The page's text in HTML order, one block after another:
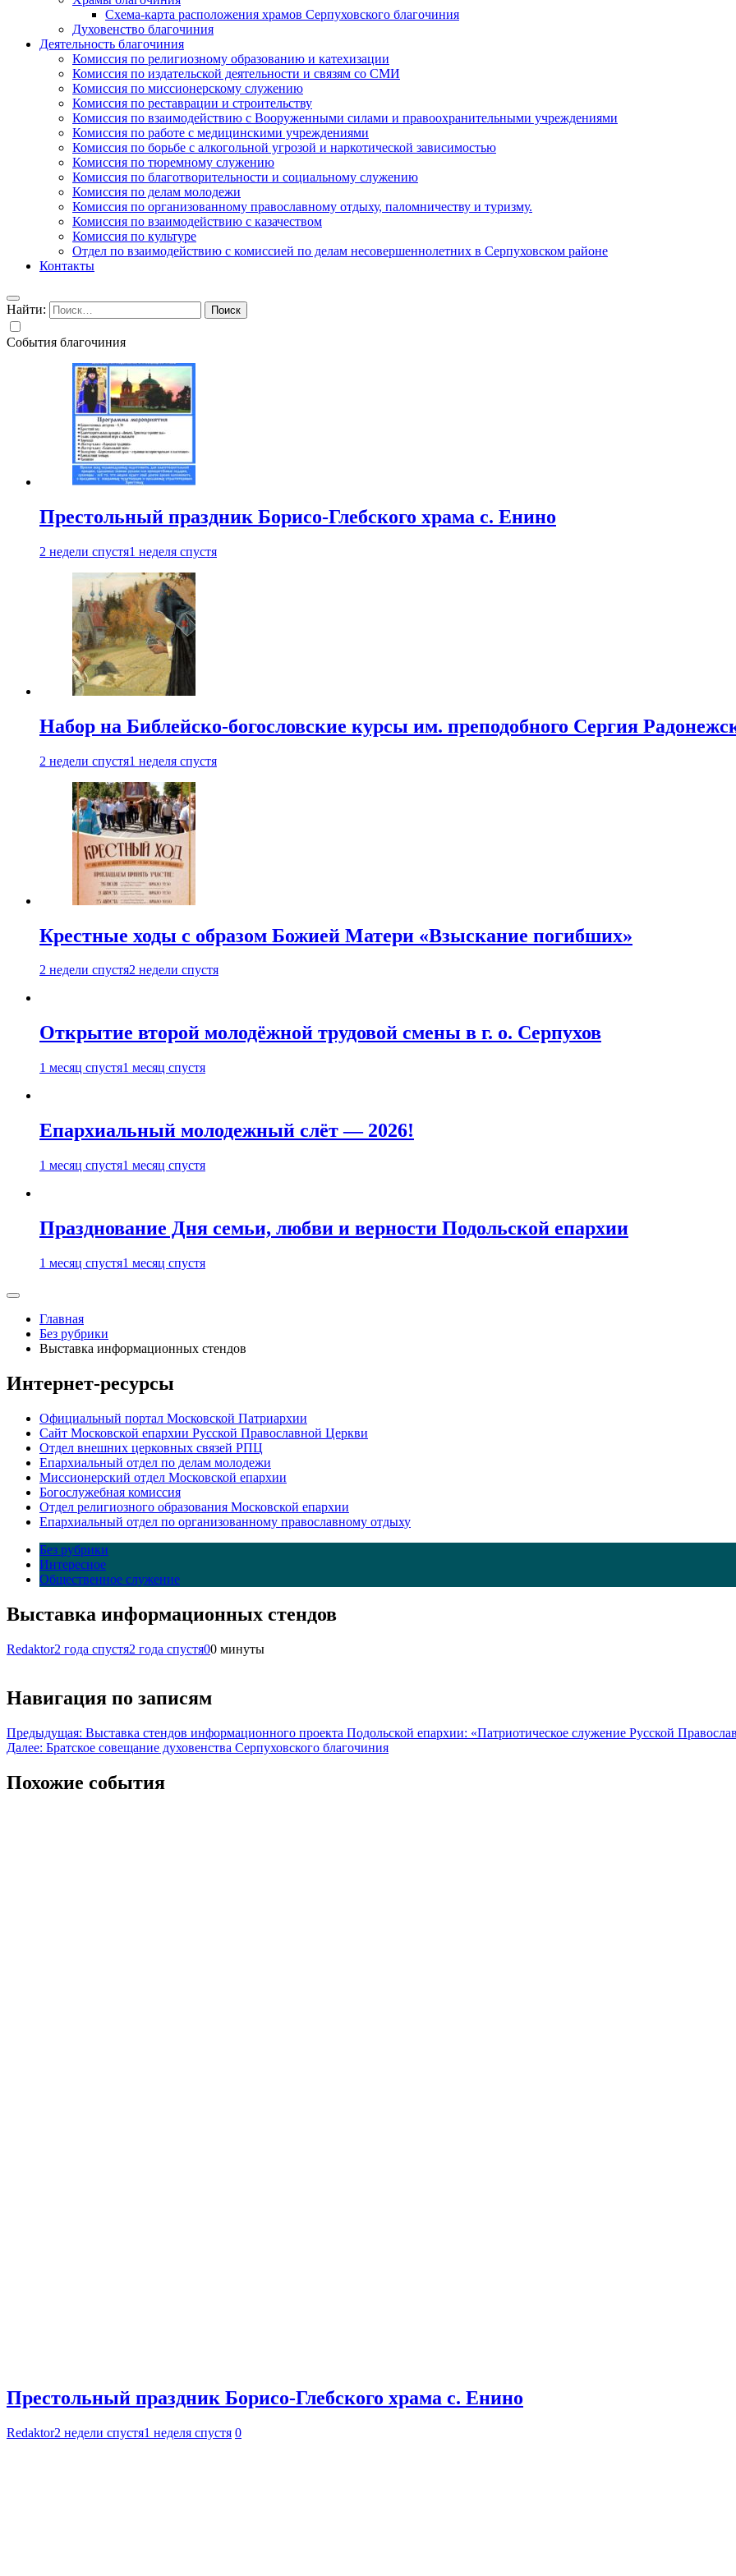
Схема-карта расположения храмов Серпуховского благочиния
Духовенство благочиния
Деятельность благочиния
Комиссия по религиозному образованию и катехизации
Комиссия по издательской деятельности и связям со СМИ
Комиссия по миссионерскому служению
Комиссия по реставрации и строительству
Комиссия по взаимодействию с Вооруженными силами и правоохранительными учреждениями
Комиссия по работе с медицинскими учреждениями
Комиссия по борьбе с алкогольной угрозой и наркотической зависимостью
Комиссия по тюремному служению
Комиссия по благотворительности и социальному служению
Комиссия по делам молодежи
Комиссия по организованному православному отдыху, паломничеству и туризму.
Комиссия по взаимодействию с казачеством
Комиссия по культуре
Отдел по взаимодействию с комиссией по делам несовершеннолетних в Серпуховском районе
Контакты
Найти:
События благочиния
Престольный праздник Борисо-Глебского храма с. Енино
2 недели спустя1 неделя спустя
Набор на Библейско-богословские курсы им. преподобного Сергия
2 недели спустя1 неделя спустя
Крестные ходы с образом Божией Матери «Взыскание погибших»
2 недели спустя2 недели спустя
Открытие второй молодёжной трудовой смены в г. о. Серпухов
1 месяц спустя1 месяц спустя
Епархиальный молодежный слёт — 2026!
1 месяц спустя1 месяц спустя
Празднование Дня семьи, любви и верности Подольской епархии
1 месяц спустя1 месяц спустя
Главная
Без рубрики
Выставка информационных стендов
Интернет-ресурсы
Официальный портал Московской Патриархии
Сайт Московской епархии Русской Православной Церкви
Отдел внешних церковных связей РПЦ
Епархиальный отдел по делам молодежи
Миссионерский отдел Московской епархии
Богослужебная комиссия
Отдел религиозного образования Московской епархии
Епархиальный отдел по организованному православному отдыху
Без рубрики
Интересное
Общественное служение
Выставка информационных стендов
Redaktor2 года спустя2 года спустя00 минуты
Навигация по записям
Предыдущая: Выставка стендов информационного проекта Подольской епархии: «Патриотическое служение Русской
Далее: Братское совещание духовенства Серпуховского благочиния
Похожие события
Престольный праздник Борисо-Глебского храма с. Енино
Redaktor2 недели спустя1 неделя спустя 0